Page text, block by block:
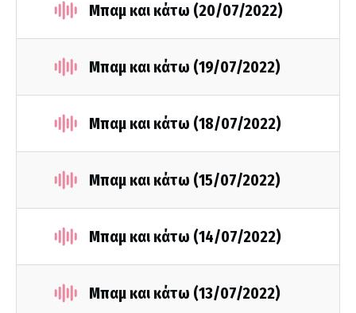
Μπαμ και κάτω (20/07/2022)
Μπαμ και κάτω (19/07/2022)
Μπαμ και κάτω (18/07/2022)
Μπαμ και κάτω (15/07/2022)
Μπαμ και κάτω (14/07/2022)
Μπαμ και κάτω (13/07/2022)